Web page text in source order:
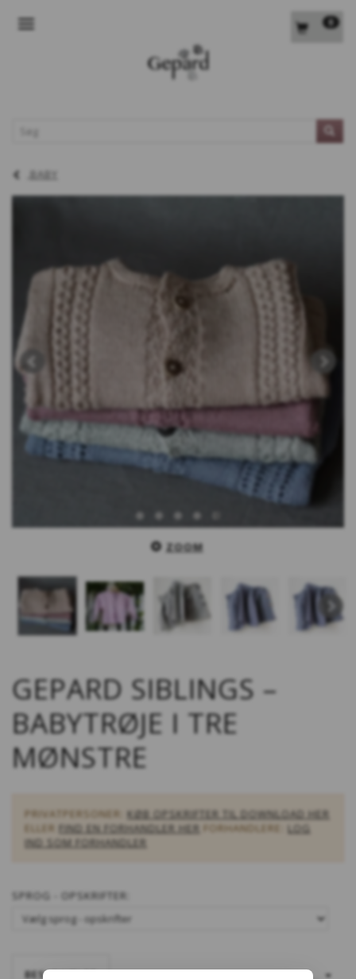
0
BABY
ZOOM
GEPARD SIBLINGS –
BABYTRØJE I TRE
MØNSTRE
PRIVATPERSONER: KØB OPSKRIFTER TIL DOWNLOAD HER
ELLER FIND EN FORHANDLER HER FORHANDLERE: LOG
IND SOM FORHANDLER
SPROG - OPSKRIFTER:
LÆS MERE...
BESKRIVELSE